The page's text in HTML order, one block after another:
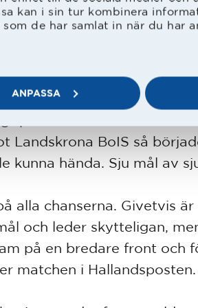
kan i sin tur kombinera
de har samlat in när du har
ANPASSA
Oavgjort mot MFF
att vårt lag kom igen så
Landskrona BoIS så
kunna hända. Sju mål av
alla chanserna. Givetvis
och leder skytteligan,
på en bredare front och
matchen i Hallandsposten.